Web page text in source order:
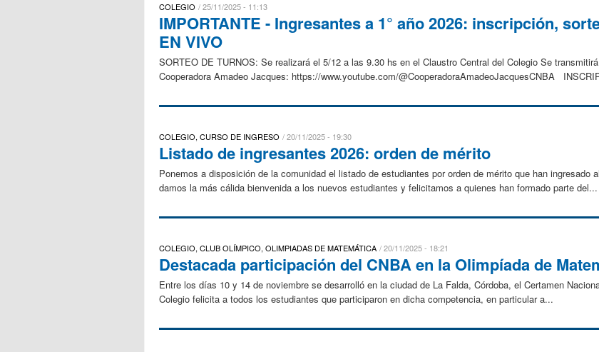
COLEGIO 25/11/2025 - 11:13
IMPORTANTE - Ingresantes a 1° año 2026: inscripción,
EN VIVO
SORTEO DE TURNOS: Se realizará el 5/12 a las 9.30 hs en el Claustro Central del Colegio Se
Cooperadora Amadeo Jacques: https://www.youtube.com/@CooperadoraAmadeoJacquesCNBA
COLEGIO, CURSO DE INGRESO 20/11/2025 - 19:30
Listado de ingresantes 2026: orden de mérito
Ponemos a disposición de la comunidad el listado de estudiantes por orden de mérito que han ingresado
damos la más cálida bienvenida a los nuevos estudiantes y felicitamos a quienes han formado parte del...
COLEGIO, CLUB OLÍMPICO, OLIMPIADAS DE MATEMÁTICA 20/11/2025 - 18:21
Destacada participación del CNBA en la Olimpíada de
Entre los días 10 y 14 de noviembre se desarrolló en la ciudad de La Falda, Córdoba, el Certamen
Colegio felicita a todos los estudiantes que participaron en dicha competencia, en particular a...